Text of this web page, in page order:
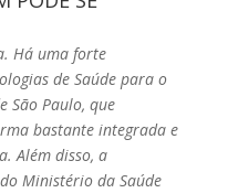
Há uma forte
de Saúde para o
São Paulo, que
bastante integrada e
Além disso, a
Ministério da Saúde